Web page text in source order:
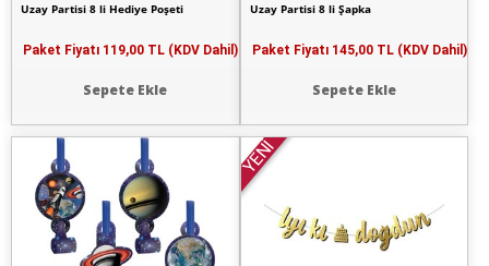
Uzay Partisi 8 li Hediye Poşeti
Paket Fiyatı 119,00 TL (KDV Dahil)
Sepete Ekle
Uzay Partisi 8 li Şapka
Paket Fiyatı 145,00 TL (KDV Dahil)
Sepete Ekle
YENİ